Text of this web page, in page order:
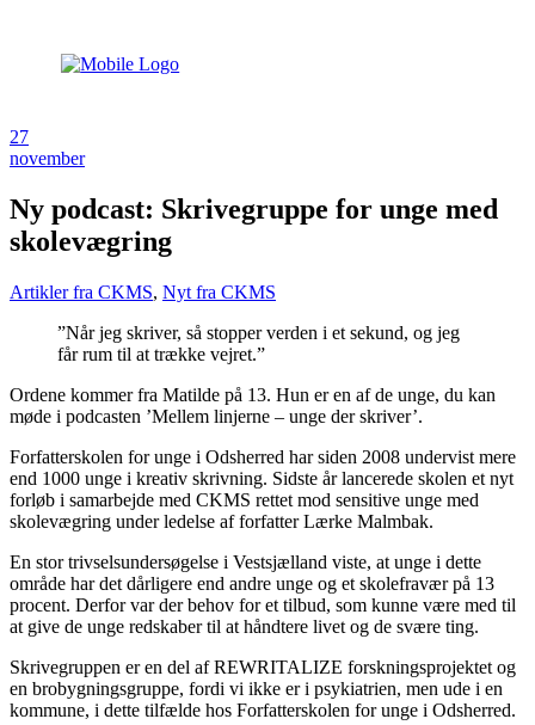
27
november
Ny podcast: Skrivegruppe for unge med
skolevægring
Artikler fra CKMS, Nyt fra CKMS
”Når jeg skriver, så stopper verden i et sekund, og jeg
får rum til at trække vejret.”
Ordene kommer fra Matilde på 13. Hun er en af de unge, du kan
møde i podcasten ’Mellem linjerne – unge der skriver’.
Forfatterskolen for unge i Odsherred har siden 2008 undervist mere
end 1000 unge i kreativ skrivning. Sidste år lancerede skolen et nyt
forløb i samarbejde med CKMS rettet mod sensitive unge med
skolevægring under ledelse af forfatter Lærke Malmbak.
En stor trivselsundersøgelse i Vestsjælland viste, at unge i dette
område har det dårligere end andre unge og et skolefravær på 13
procent. Derfor var der behov for et tilbud, som kunne være med til
at give de unge redskaber til at håndtere livet og de svære ting.
Skrivegruppen er en del af REWRITALIZE forskningsprojektet og
en brobygningsgruppe, fordi vi ikke er i psykiatrien, men ude i en
kommune, i dette tilfælde hos Forfatterskolen for unge i Odsherred.